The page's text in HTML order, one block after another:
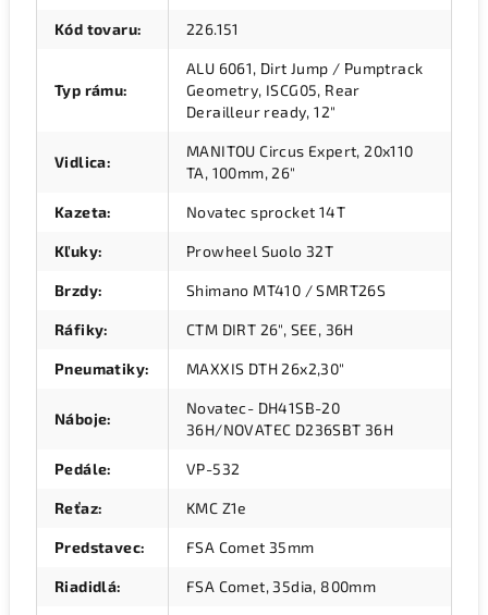
Kód tovaru: 226.151
Typ rámu:
ALU 6061, Dirt Jump / Pumptrack
Geometry, ISCG05, Rear
Derailleur ready, 12"
Vidlica:
MANITOU Circus Expert, 20x110
TA, 100mm, 26"
Kazeta: Novatec sprocket 14T
Kľuky: Prowheel Suolo 32T
Brzdy: Shimano MT410 / SMRT26S
Ráfiky: CTM DIRT 26", SEE, 36H
Pneumatiky: MAXXIS DTH 26x2,30"
Náboje:
Novatec- DH41SB-20
36H/NOVATEC D236SBT 36H
Pedále: VP-532
Reťaz: KMC Z1e
Predstavec: FSA Comet 35mm
Riadidlá: FSA Comet, 35dia, 800mm